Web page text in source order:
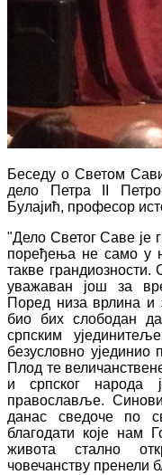
Беседу о Светом
дело Петра II
Булајић, професор
"Дело Светог Саве је
поређења не само у
такве
уважаван још за
Поред низа врлина и
био бих слободан
српским
безусловно ујединио
Плод те
и српског народа
православље.
данас сведоче по
благодати које нам
живота стално
човечанству пренели